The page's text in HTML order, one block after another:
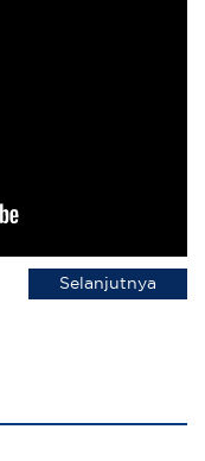
Selanjutnya